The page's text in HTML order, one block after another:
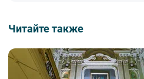
Читайте также